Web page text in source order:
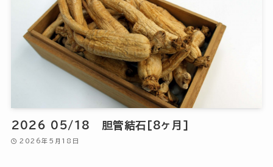
2026 05/18 胆管結石[8ヶ月]
2026年5月18日